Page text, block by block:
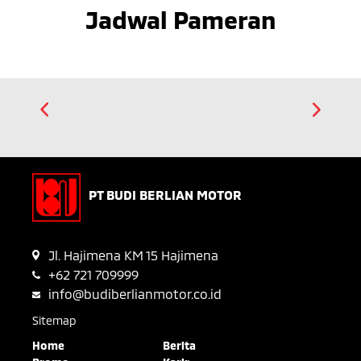
Jadwal Pameran
PT BUDI BERLIAN MOTOR
Jl. Hajimena KM 15 Hajimena
+62 721 709999
info@budiberlianmotor.co.id
Sitemap
Home
Berita